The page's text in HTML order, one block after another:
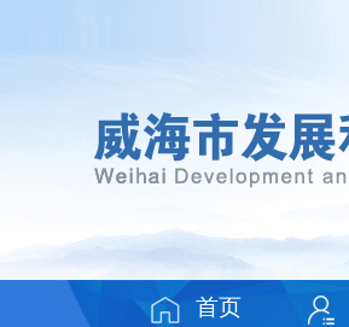
首页